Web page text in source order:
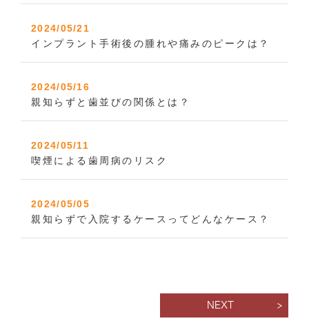
2024/05/21
インプラント手術後の腫れや痛みのピークは？
2024/05/16
親知らずと歯並びの関係とは？
2024/05/11
喫煙による歯周病のリスク
2024/05/05
親知らずで入院するケースってどんなケース？
NEXT